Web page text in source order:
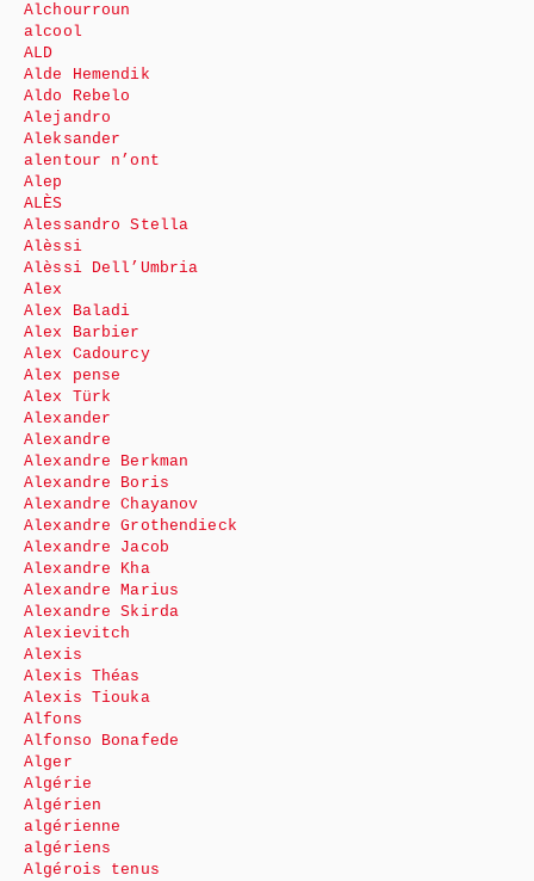
Alchourroun
alcool
ALD
Alde Hemendik
Aldo Rebelo
Alejandro
Aleksander
alentour n’ont
Alep
ALÈS
Alessandro Stella
Alèssi
Alèssi Dell’Umbria
Alex
Alex Baladi
Alex Barbier
Alex Cadourcy
Alex pense
Alex Türk
Alexander
Alexandre
Alexandre Berkman
Alexandre Boris
Alexandre Chayanov
Alexandre Grothendieck
Alexandre Jacob
Alexandre Kha
Alexandre Marius
Alexandre Skirda
Alexievitch
Alexis
Alexis Théas
Alexis Tiouka
Alfons
Alfonso Bonafede
Alger
Algérie
Algérien
algérienne
algériens
Algérois tenus